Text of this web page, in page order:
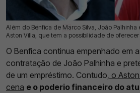
Além do Benfica de Marco Silva, João
Aston Villa, que tem a possibilidade de
16 Jul 2026 | 10:23 | 0
O Benfica continua empenhado em
contratação de João Palhinha e
de um empréstimo. Contudo, o
cena e o poderio financeiro do